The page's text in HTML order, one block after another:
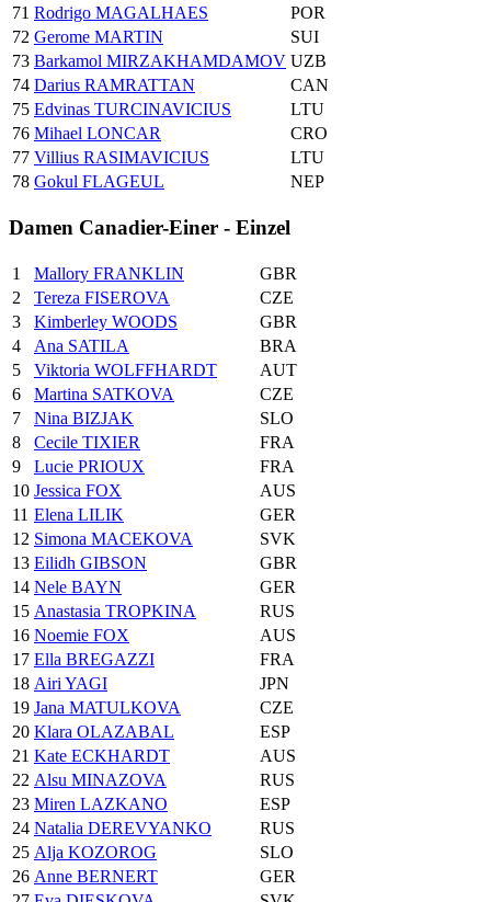
71 Rodrigo MAGALHAES
POR
72 Gerome MARTIN
SUI
73 Barkamol MIRZAKHAMDAMOV UZB
74 Darius RAMRATTAN
CAN
75 Edvinas TURCINAVICIUS
LTU
76 Mihael LONCAR
CRO
77 Villius RASIMAVICIUS
LTU
78 Gokul FLAGEUL NEP
Damen Canadier-Einer - Einzel
1 Mallory FRANKLIN
GBR
2
Tereza FISEROVA
CZE
3
Kimberley WOODS
GBR
4
Ana SATILA
BRA
5
Viktoria WOLFFHARDT
AUT
6
Martina SATKOVA
CZE
7
Nina BIZJAK
SLO
8
Cecile TIXIER
FRA
9
Lucie PRIOUX
FRA
10 Jessica FOX
AUS
11 Elena LILIK
GER
12 Simona MACEKOVA
SVK
13 Eilidh GIBSON
GBR
14 Nele BAYN
GER
15 Anastasia TROPKINA
RUS
16 Noemie FOX
AUS
17 Ella BREGAZZI
FRA
18 Airi YAGI
JPN
19 Jana MATULKOVA
CZE
20 Klara OLAZABAL
ESP
21 Kate ECKHARDT
AUS
22 Alsu MINAZOVA
RUS
23 Miren LAZKANO
ESP
24 Natalia DEREVYANKO
RUS
25 Alja KOZOROG
SLO
26 Anne BERNERT
GER